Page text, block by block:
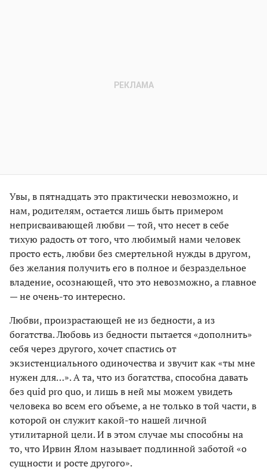
Увы, в пятнадцать это практически невозможно, и
нам, родителям, остается лишь быть примером
неприсваивающей любви — той, что несет в себе
тихую радость от того, что любимый нами человек
просто есть, любви без смертельной нужды в другом,
без желания получить его в полное и безраздельное
владение, осознающей, что это невозможно, а главное
— не очень-то интересно.
Любви, произрастающей не из бедности, а из
богатства. Любовь из бедности пытается «дополнить»
себя через другого, хочет спастись от
экзистенциального одиночества и звучит как «ты мне
нужен для…». А та, что из богатства, способна давать
без quid pro quo, и лишь в ней мы можем увидеть
человека во всем его объеме, а не только в той части, в
которой он служит какой-то нашей личной
утилитарной цели. И в этом случае мы способны на
то, что Ирвин Ялом называет подлинной заботой «о
сущности и росте другого».